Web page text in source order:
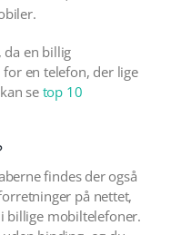
en billig
en telefon, der lige
se top 10
findes der også
på nettet,
billige mobiltelefoner.